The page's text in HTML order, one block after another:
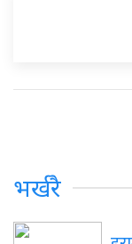
भर्खरै